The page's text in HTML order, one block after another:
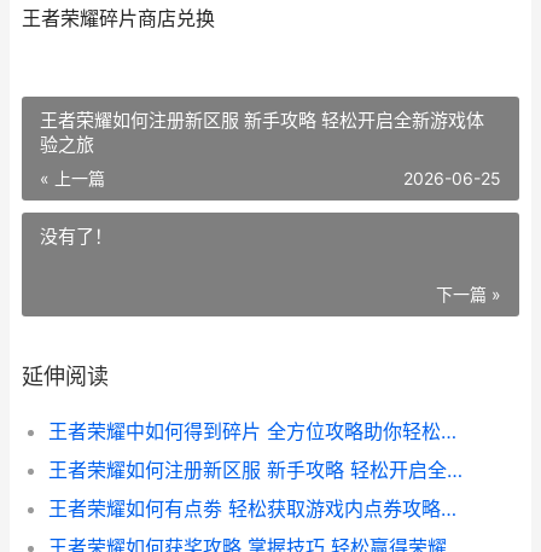
王者荣耀碎片商店兑换
王者荣耀如何注册新区服 新手攻略 轻松开启全新游戏体
验之旅
« 上一篇 2026-06-25
没有了！
下一篇 »
延伸阅读
王者荣耀中如何得到碎片 全方位攻略助你轻松收集英雄碎片
王者荣耀如何注册新区服 新手攻略 轻松开启全新游戏体验之旅
王者荣耀如何有点劵 轻松获取游戏内点券攻略大全